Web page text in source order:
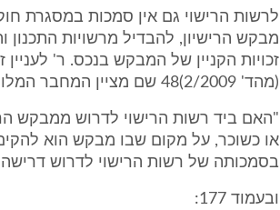
לרשות הרישוי גם אין סמכות במסגרת חוק
מבקש הרישיון, להבדיל מרשויות
זכויות הקניין של המבקש בנכס. ר'
(מהד' 2/2009)48 שם מציין המחבר המלומד כך:
"האם ביד רשות הרישוי לדרוש ממבקש
או כשוכר, על מקום שבו מבקש הוא
בסמכותה של רשות הרישוי לדרוש דרישה
ובעמוד 177: